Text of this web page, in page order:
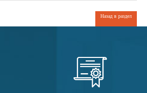
Назад в раздел